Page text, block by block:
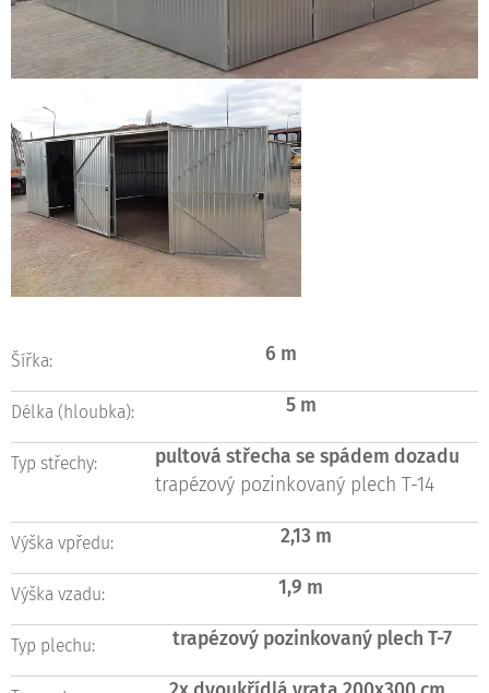
Šířka: 6 m
Délka (hloubka): 5 m
Typ střechy:
pultová střecha se spádem dozadu
trapézový pozinkovaný plech T-14
Výška vpředu: 2,13 m
Výška vzadu: 1,9 m
Typ plechu: trapézový pozinkovaný plech T-7